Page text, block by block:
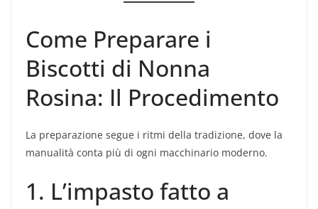
Come Preparare i
Biscotti di Nonna
Rosina: Il Procedimento
La preparazione segue i ritmi della tradizione, dove la
manualità conta più di ogni macchinario moderno.
1. L’impasto fatto a